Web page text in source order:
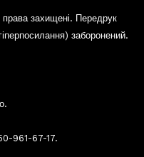
права захищені. Передрук
заборонений.
961-67-17.